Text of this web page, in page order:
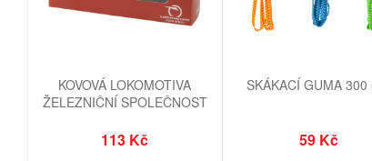
KOVOVÁ LOKOMOTIVA
ŽELEZNIČNÍ SPOLEČNOST
113 Kč
SKÁKACÍ GUMA 300
59 Kč